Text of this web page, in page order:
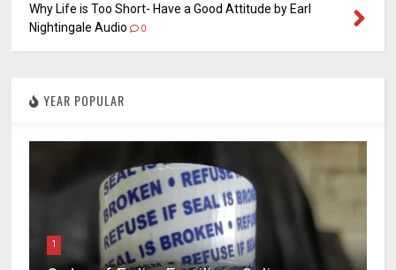
Why Life is Too Short- Have a Good Attitude by Earl
Nightingale Audio
0
YEAR POPULAR
1